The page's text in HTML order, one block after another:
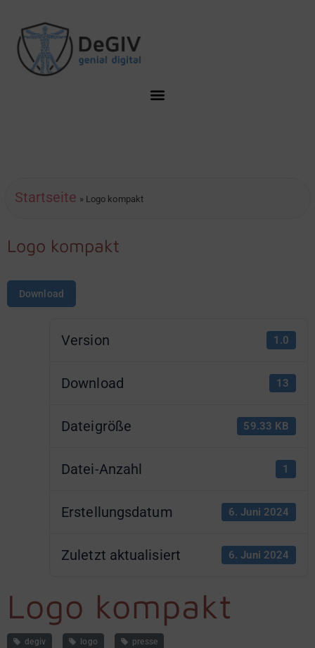
Startseite » Logo kompakt
Logo kompakt
Download
Version 1.0
Download 13
Dateigröße 59.33 KB
Datei-Anzahl 1
Erstellungsdatum 6. Juni 2024
Zuletzt aktualisiert 6. Juni 2024
Logo kompakt
degiv logo presse